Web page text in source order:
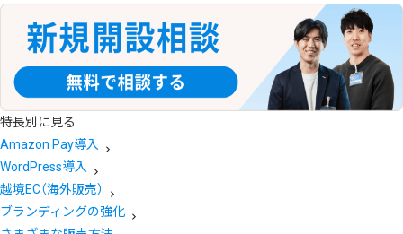
特長別に見る
Amazon Pay導入
WordPress導入
越境EC（海外販売）
ブランディングの強化